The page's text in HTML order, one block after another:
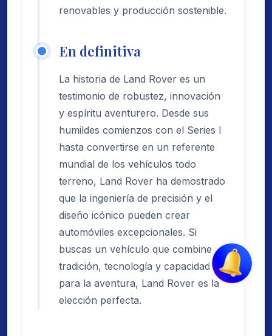
renovables y producción sostenible.
En definitiva
La historia de Land Rover es un
testimonio de robustez, innovación
y espíritu aventurero. Desde sus
humildes comienzos con el Series I
hasta convertirse en un referente
mundial de los vehículos todo
terreno, Land Rover ha demostrado
que la ingeniería de precisión y el
diseño icónico pueden crear
automóviles excepcionales. Si
buscas un vehículo que combine
tradición, tecnología y capacidad
para la aventura, Land Rover es la
elección perfecta.